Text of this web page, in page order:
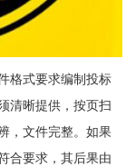
格式要求编制投标
清晰提供，按页扫
，文件完整。如果
合要求，其后果由